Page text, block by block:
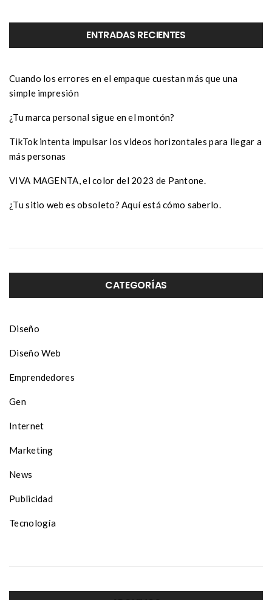
ENTRADAS RECIENTES
Cuando los errores en el empaque cuestan más que una
simple impresión
¿Tu marca personal sigue en el montón?
TikTok intenta impulsar los videos horizontales para llegar a
más personas
VIVA MAGENTA, el color del 2023 de Pantone.
¿Tu sitio web es obsoleto? Aquí está cómo saberlo.
CATEGORÍAS
Diseño
Diseño Web
Emprendedores
Gen
Internet
Marketing
News
Publicidad
Tecnología